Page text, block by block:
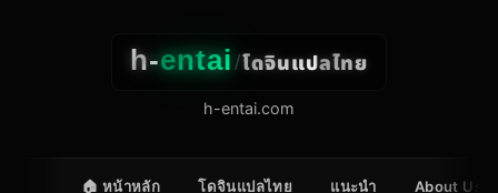
h-entai/โดจินแปลไทย
h-entai.com
🏠 หน้าหลัก โดจินแปลไทย แนะนำ About Us